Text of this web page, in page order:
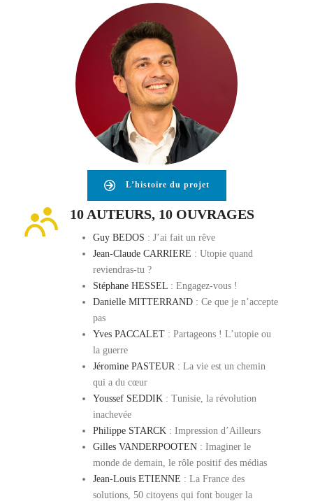
L’histoire du projet
10 AUTEURS, 10 OUVRAGES
Guy BEDOS : J’ai fait un rêve
Jean-Claude CARRIERE : Utopie quand
reviendras-tu ?
Stéphane HESSEL: Engagez-vous !
Danielle MITTERRAND: Ce que je n’accepte
pas
Yves PACCALET: Partageons ! L’utopie ou
la guerre
Jéromine PASTEUR: La vie est un chemin
qui a du cœur
Youssef SEDDIK: Tunisie, la révolution
inachevée
Philippe STARCK: Impression d’Ailleurs
Gilles VANDERPOOTEN: Imaginer le
monde de demain, le rôle positif des médias
Jean-Louis ETIENNE : La France des
solutions, 50 citoyens qui font bouger la